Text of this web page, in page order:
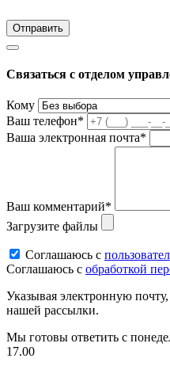
Связаться с отделом
Кому
Ваш телефон*
Ваша электронная почта*
Ваш комментарий*
Загрузите файлы
Соглашаюсь c
Соглашаюсь c обработкой
Указывая электронную
нашей рассылки.
Мы готовы ответить с
17.00